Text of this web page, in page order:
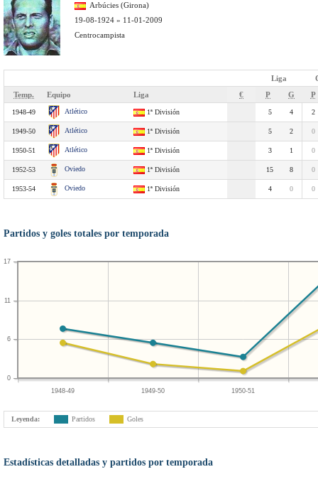
Arbúcies (Girona)
19-08-1924 » 11-01-2009
Centrocampista
Liga
Temp.
Equipo Liga € P G P
1948-49 Atlético 1ª División 5 4 2
1949-50 Atlético 1ª División 5 2 0
1950-51 Atlético 1ª División 3 1 0
1952-53 Oviedo 1ª División 15 8 0
1953-54 Oviedo 1ª División 4 0 0
Partidos y goles totales por temporada
1948-49 1949-50 1950-51
0
6
11
17
Leyenda: Partidos Goles
Estadísticas detalladas y partidos por temporada